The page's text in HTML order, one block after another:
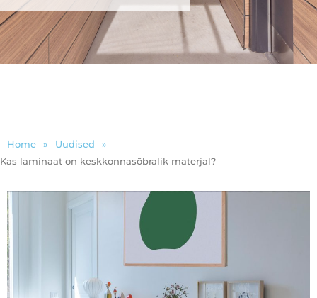
Home » Uudised
»
Kas laminaat on keskkonnasõbralik materjal?